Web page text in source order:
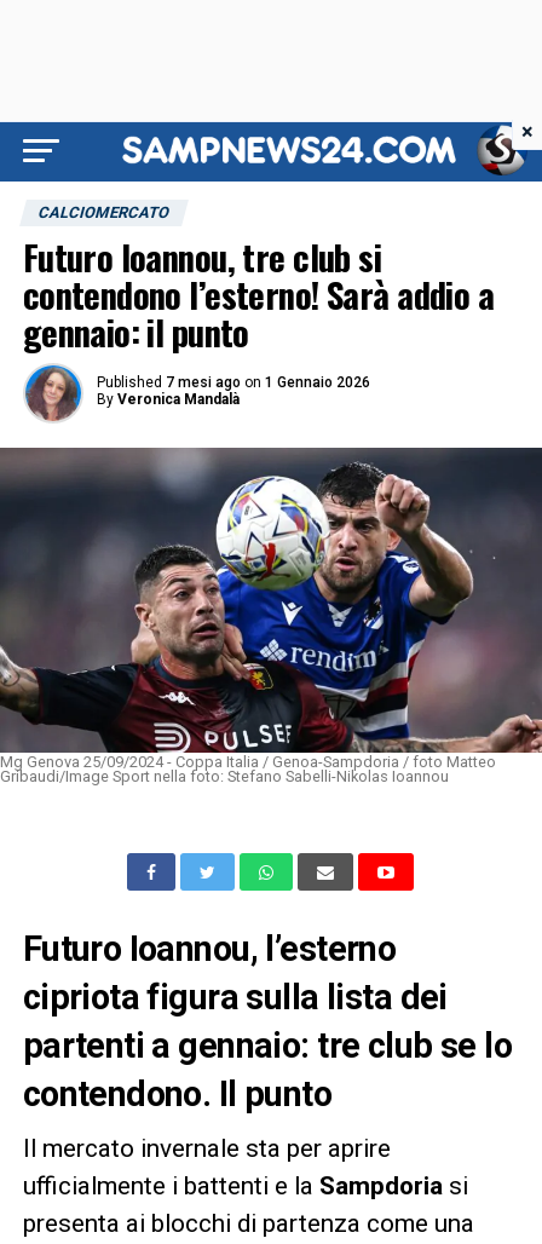
CALCIOMERCATO
Futuro Ioannou, tre club si
contendono l’esterno! Sarà addio a
gennaio: il punto
Published 7 mesi ago on 1 Gennaio 2026
By Veronica Mandalà
Mg Genova 25/09/2024 - Coppa Italia / Genoa-Sampdoria / foto Matteo
Gribaudi/Image Sport nella foto: Stefano Sabelli-Nikolas Ioannou
Futuro Ioannou, l’esterno
cipriota figura sulla lista dei
partenti a gennaio: tre club se lo
contendono. Il punto
Il mercato invernale sta per aprire
ufficialmente i battenti e la Sampdoriasi
presenta ai blocchi di partenza come una
×